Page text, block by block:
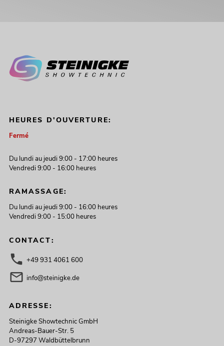
HEURES D'OUVERTURE:
Fermé
Du lundi au jeudi 9:00 - 17:00 heures
Vendredi 9:00 - 16:00 heures
RAMASSAGE:
Du lundi au jeudi 9:00 - 16:00 heures
Vendredi 9:00 - 15:00 heures
CONTACT:
+49 931 4061 600
info@steinigke.de
ADRESSE:
Steinigke Showtechnic GmbH
Andreas-Bauer-Str. 5
D-97297 Waldbüttelbrunn